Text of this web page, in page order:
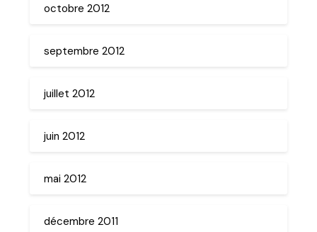
octobre 2012
septembre 2012
juillet 2012
juin 2012
mai 2012
décembre 2011